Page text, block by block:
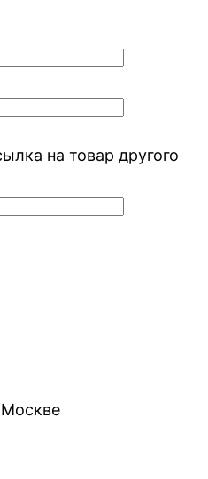
на товар другого